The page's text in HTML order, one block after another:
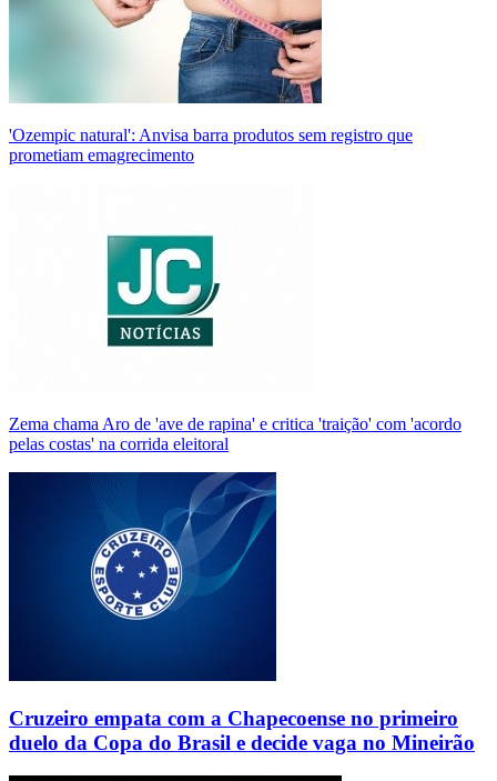
'Ozempic natural': Anvisa barra produtos sem registro que
prometiam emagrecimento
Zema chama Aro de 'ave de rapina' e critica 'traição' com 'acordo
pelas costas' na corrida eleitoral
Cruzeiro empata com a Chapecoense no primeiro
duelo da Copa do Brasil e decide vaga no Mineirão